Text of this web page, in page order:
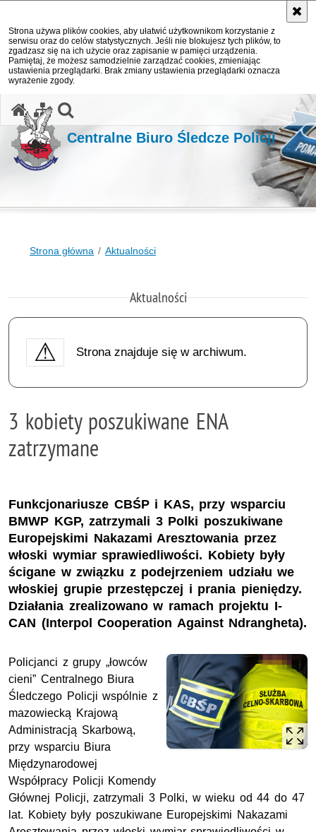
Strona używa plików cookies, aby ułatwić użytkownikom korzystanie z
serwisu oraz do celów statystycznych. Jeśli nie blokujesz tych plików, to
zgadzasz się na ich użycie oraz zapisanie w pamięci urządzenia.
Pamiętaj, że możesz samodzielnie zarządzać cookies, zmieniając
ustawienia przeglądarki. Brak zmiany ustawienia przeglądarki oznacza
wyrażenie zgody.
Centralne Biuro Śledcze Policji
Strona główna Aktualności
Aktualności
Strona znajduje się w archiwum.
3 kobiety poszukiwane ENA
zatrzymane
Funkcjonariusze CBŚP i KAS, przy wsparciu
BMWP KGP, zatrzymali 3 Polki poszukiwane
Europejskimi Nakazami Aresztowania przez
włoski wymiar sprawiedliwości. Kobiety były
ścigane w związku z podejrzeniem udziału we
włoskiej grupie przestępczej i prania pieniędzy.
Działania zrealizowano w ramach projektu I-
CAN (Interpol Cooperation Against Ndrangheta).
Policjanci z grupy „łowców
cieni” Centralnego Biura
Śledczego Policji wspólnie z
mazowiecką Krajową
Administracją Skarbową,
przy wsparciu Biura
Międzynarodowej
Współpracy Policji Komendy
Głównej Policji, zatrzymali 3 Polki, w wieku od 44 do 47
lat. Kobiety były poszukiwane Europejskimi Nakazami